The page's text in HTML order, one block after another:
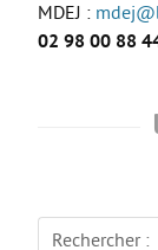
ACCÈS RAPIDE
Qui
MDEJ :
02 98 00 88
Rechercher :